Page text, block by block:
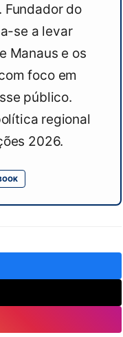
Fundador do
se a levar
Manaus e os
foco em
público.
regional
2026.